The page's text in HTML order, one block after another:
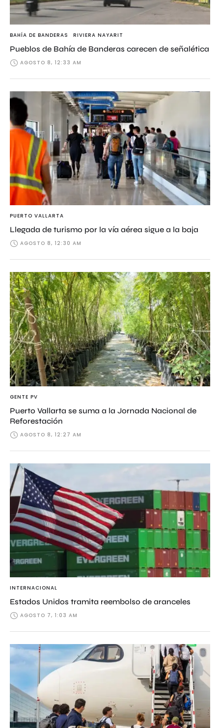
BAHÍA DE BANDERAS RIVIERA NAYARIT
Pueblos de Bahía de Banderas carecen de señalética
AGOSTO 8, 12:33 AM
PUERTO VALLARTA
Llegada de turismo por la vía aérea sigue a la baja
AGOSTO 8, 12:30 AM
GENTE PV
Puerto Vallarta se suma a la Jornada Nacional de
Reforestación
AGOSTO 8, 12:27 AM
INTERNACIONAL
Estados Unidos tramita reembolso de aranceles
AGOSTO 7, 1:03 AM